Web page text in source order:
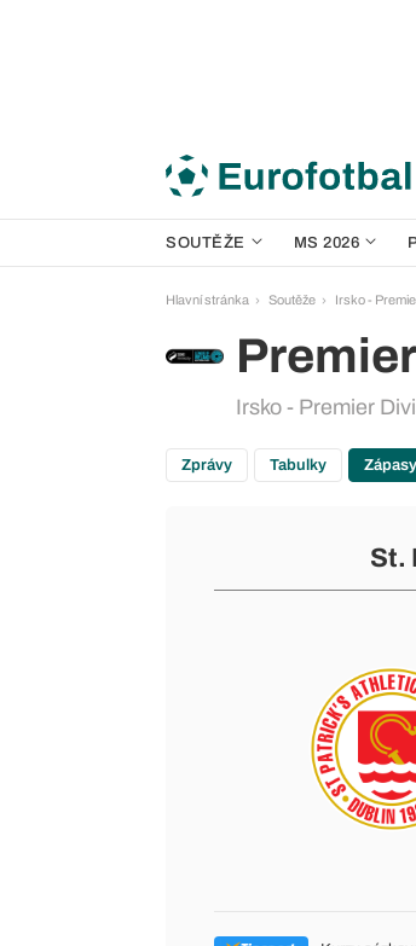
SOUTĚŽE MS 2026
Hlavní stránka Soutěže Irsko -
Irsko - Premier
Zprávy Tabulky Zápasy
St.